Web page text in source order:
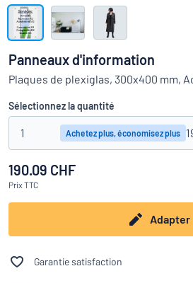
ne parvenez pas à trouver ce que
Montrer toutes les catégories
Demande
devis
Se
connecter
Service
clients
Particulier / Entreprise
Français
Panneaux d'information
Plaques de plexiglas, 300x400 mm,
Sélectionnez la quantité
1 Achetez plus, économisez plus
190.09 CHF
PrixTTC
Adapter
Garantie satisfaction